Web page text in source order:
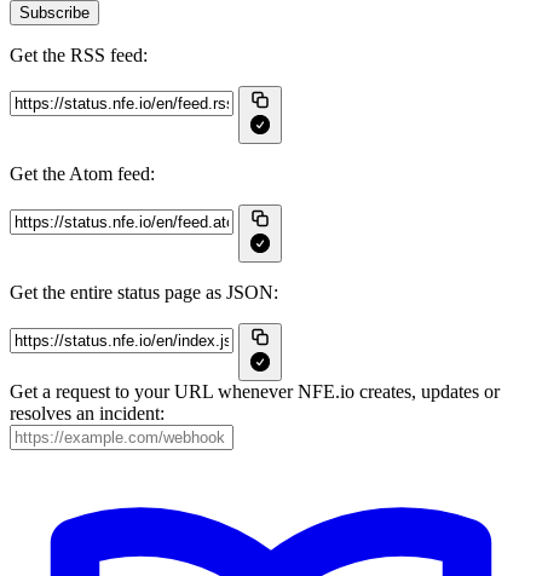
Subscribe
Get the RSS feed:
Get the Atom feed:
Get the entire status page as JSON:
Get a request to your URL whenever NFE.io creates, updates or
resolves an incident: